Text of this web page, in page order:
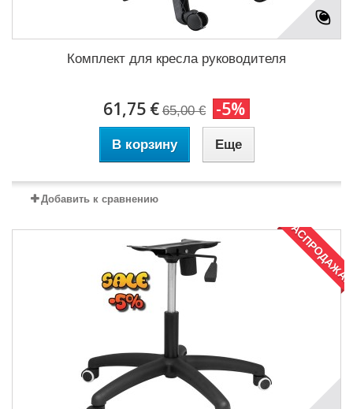
Комплект для кресла руководителя
61,75 € 65,00 € -5%
В корзину Еще
Добавить к сравнению
РАСПРОДАЖА!